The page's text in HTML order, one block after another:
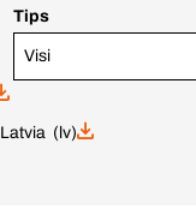
Tips
Visi
Latvia (lv)